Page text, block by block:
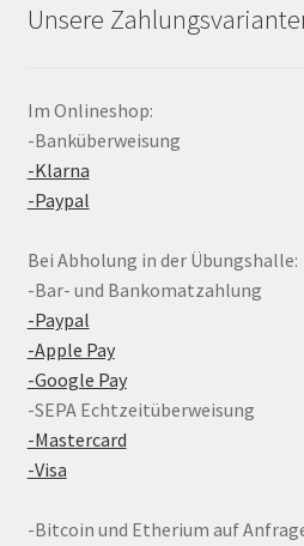
Unsere
Im Onlineshop:
-Banküberweisung
-Klarna
-Paypal
Bei Abholung in der Übungshalle:
-Bar- und Bankomatzahlung
-Paypal
-Apple Pay
-Google Pay
-SEPA Echtzeitüberweisung
-Mastercard
-Visa
-Bitcoin und Etherium auf